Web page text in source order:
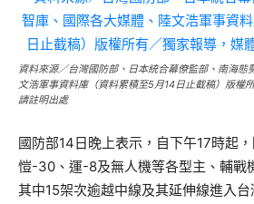
資料來源／台灣國防部、日本統合幕僚監部、南海態
文浩軍事資料庫（資料累積至5月14日止截稿）版權
請註明出處
國防部14日晚上表示，自下午17時起
愷-30、運-8及無人機等各型主、輔戰
其中15架次逾越中線及其延伸線進入